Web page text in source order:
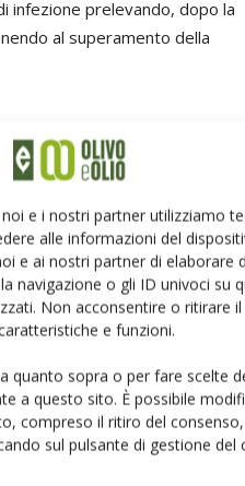
e i nostri partner utilizziamo
alle informazioni del
e ai nostri partner di elaborare
navigazione o gli ID univoci su
Non acconsentire o ritirare
e funzioni.
quanto sopra o per fare scelte
a questo sito. È possibile
compreso il ritiro del
sul pulsante di gestione del
infezione prelevando, dopo la
al superamento della
in atto (es. scuotitori e
per un altro patogeno, il
avvenire con temperature
vegetazione, più frequenti in
dall’infezione. La fonte di
che fuoriescono dalle
sul filloplano. In presenza di
a base di rame (poltiglia
del patogeno attraverso le